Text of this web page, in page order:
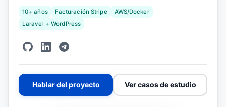
10+ años Facturación Stripe
AWS/Docker
Laravel + WordPress
Hablar del proyecto Ver casos de estudio